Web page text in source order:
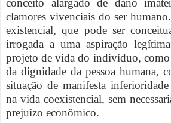
conceito alargado de dano
clamores vivenciais do ser
existencial, que pode ser
irrogada a uma aspiração
projeto de vida do indivíduo, como
da dignidade da pessoa humana,
situação de manifesta
na vida coexistencial, sem
prejuízo econômico.